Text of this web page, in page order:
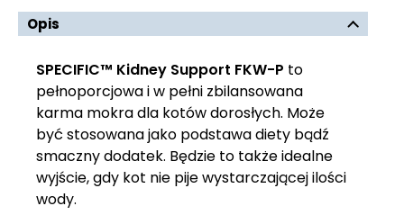
Opis
SPECIFIC™ Kidney Support FKW-P to
pełnoporcjowa i w pełni zbilansowana
karma mokra dla kotów dorosłych. Może
być stosowana jako podstawa diety bądź
smaczny dodatek. Będzie to także idealne
wyjście, gdy kot nie pije wystarczającej ilości
wody.